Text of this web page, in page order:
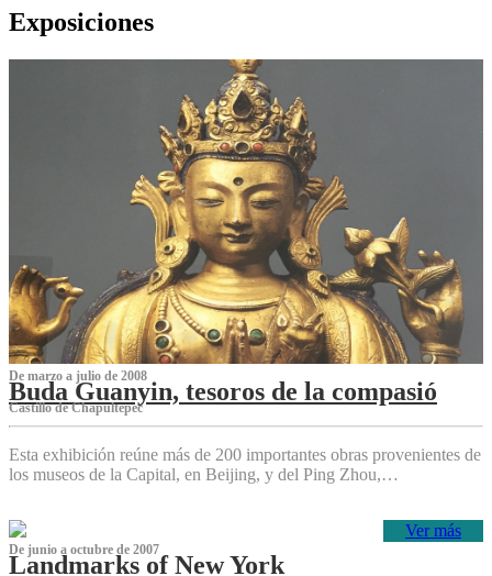
Exposiciones
De marzo a julio de 2008
Buda Guanyin, tesoros de la compasió
Castillo de Chapultepec
Esta exhibición reúne más de 200 importantes obras provenientes de
los museos de la Capital, en Beijing, y del Ping Zhou,…
Ver más
De junio a octubre de 2007
Landmarks of New York